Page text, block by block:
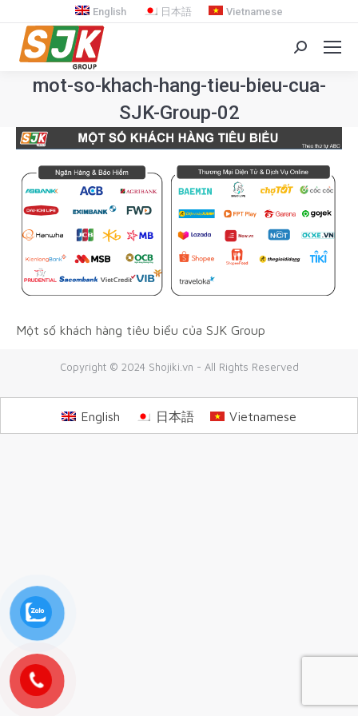
English 日本語 Vietnamese
Search:
mot-so-khach-hang-tieu-bieu-cua-
SJK-Group-02
You are here:
Một số khách hàng tiêu biểu của SJK Group
Copyright © 2024 Shojiki.vn - All Rights Reserved
English 日本語 Vietnamese